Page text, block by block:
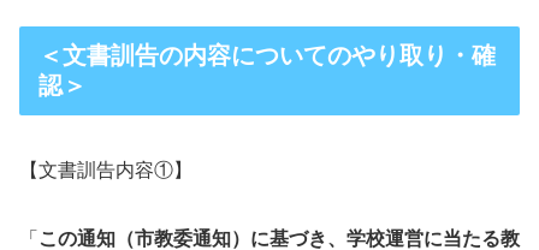
＜文書訓告の内容についてのやり取り・確
認＞
【文書訓告内容①】
「 この通知（市教委通知）に基づき、学校運営に当たる教